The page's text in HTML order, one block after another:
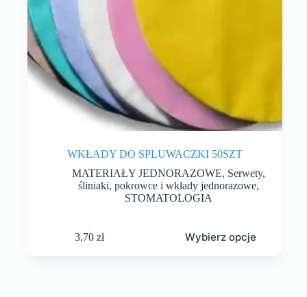
WKŁADY DO SPLUWACZKI 50SZT
MATERIAŁY JEDNORAZOWE, Serwety,
śliniaki, pokrowce i wkłady jednorazowe,
STOMATOLOGIA
3,70zł Wybierz opcje